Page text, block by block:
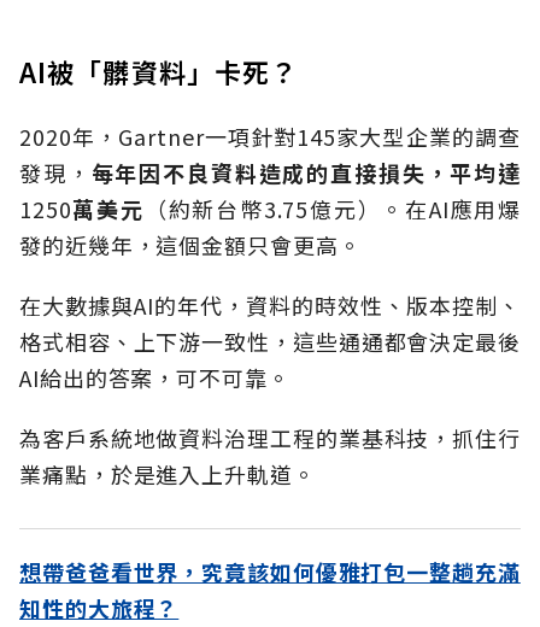
AI被「髒資料」卡死？
2020年，Gartner一項針對145家大型企業的調查
發現， 每年因不良資料造成的直接損失，平均達
1250萬美元 （約新台幣3.75億元）。在AI應用爆
發的近幾年，這個金額只會更高。
在大數據與AI的年代，資料的時效性、版本控制、
格式相容、上下游一致性，這些通通都會決定最後
AI給出的答案，可不可靠。
為客戶系統地做資料治理工程的業基科技，抓住行
業痛點，於是進入上升軌道。
想帶爸爸看世界，究竟該如何優雅打包一整趟充滿
知性的大旅程？